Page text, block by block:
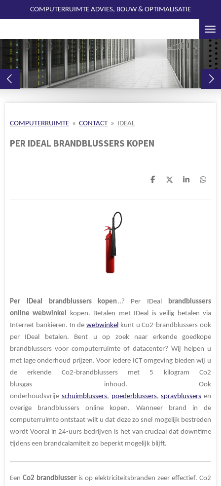
direct
de
hoofdinhoud
COMPUTERRUIMTE ADVIES, BOUW & OPTIMALISATIE
COMPUTERRUIMTE » CONTACT » IDEAL
PER IDEAL BRANDBLUSSERS KOPEN
D
D
S
D
Per IDeal brandblussers kopen..? Per IDeal brandblussers
online webwinkel kopen. Betalen met IDeal is veilig betalen via
Internet bankieren. In de webwinkel kunt u Co2-brandblussers ook
per IDeal betalen. Bent u op zoek naar erkende goedkope
brandblussers voor computerruimte of datacenter? Wij helpen u
met lage onderhoud prijzen. Voor iedere ICT omgeving bieden wij u
de erkende Co2-brandblussers met 5 kilogram Co2
blusgas inhoud. Ook
onderhoudsvrije schuimblussers, poederblussers,sprayblussers en
overige brandblussers online kopen. Wanneer brand in de
computerruimte ontstaat wilt u dat deze zo snel mogelijk bestreden
wordt Vooral in 24-uurs bedrijven is het van cruciaal dat downtime
tijdens een brandcalamiteit zo beperkt mogelijk blijft.
Een Co2 brandblusser is op elektriciteitsbranden zeer effectief. Co2